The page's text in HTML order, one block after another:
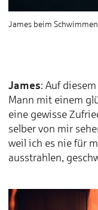
James beim
James: Auf
Mann mit einem
eine gewisse
selber von mir
weil ich es nie für
ausstrahlen,